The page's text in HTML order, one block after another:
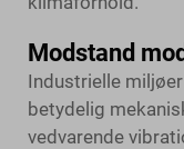
Modstand
Industrielle
betydelig
vedvarende